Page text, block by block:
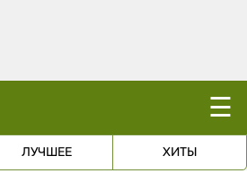
☰
ЛУЧШЕЕ ХИТЫ